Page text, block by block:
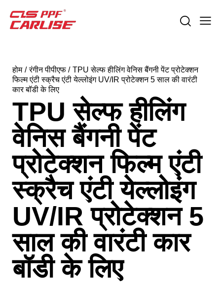
होम रंगीन पीपीएफ
TPU सेल्फ हीलिंग वेनिस बैंगनी पेंट प्रोटेक्शन
फिल्म एंटी स्क्रैच एंटी येल्लोइंग UV/IR प्रोटेक्शन 5 साल की वारंटी
कार बॉडी के लिए
TPU सेल्फ हीलिंग
वेनिस बैंगनी पेंट
प्रोटेक्शन फिल्म एंटी
स्क्रैच एंटी येल्लोइंग
UV/IR प्रोटेक्शन 5
साल की वारंटी कार
बॉडी के लिए